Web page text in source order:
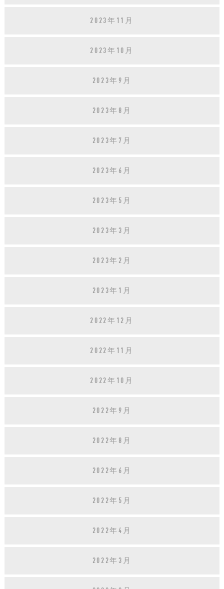
2023年11月
2023年10月
2023年9月
2023年8月
2023年7月
2023年6月
2023年5月
2023年3月
2023年2月
2023年1月
2022年12月
2022年11月
2022年10月
2022年9月
2022年8月
2022年6月
2022年5月
2022年4月
2022年3月